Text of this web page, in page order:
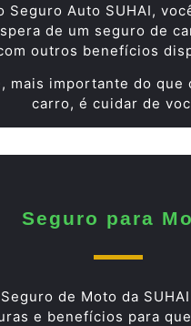
Seguro Auto SUHAI,
de um seguro de
outros benefícios
mais importante do que
carro, é cuidar de
Seguro para
Seguro de Moto da
e benefícios para